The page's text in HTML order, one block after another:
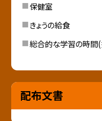
保健室
きょうの給食
総合的な学習の時間
配布文書